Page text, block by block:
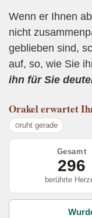
Wenn er Ihnen
nicht
geblieben sind,
auf, so, wie Sie
ihn für Sie
Orakelerwartet
ruht gerade
Gesamt
296
berührte